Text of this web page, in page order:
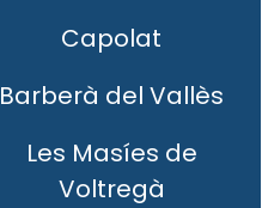
Capolat
Barberà del Vallès
Les Masíes de
Voltregà